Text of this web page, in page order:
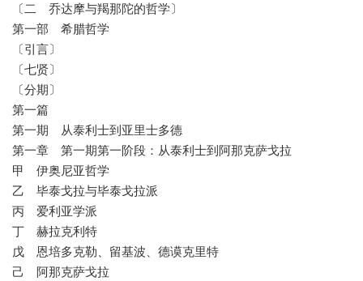
〔二 乔达摩与羯那陀的哲学〕
第一部 希腊哲学
〔引言〕
〔七贤〕
〔分期〕
第一篇
第一期 从泰利士到亚里士多德
第一章 第一期第一阶段：从泰利士到阿那克萨戈拉
甲 伊奥尼亚哲学
乙 毕泰戈拉与毕泰戈拉派
丙 爱利亚学派
丁 赫拉克利特
戊 恩培多克勒、留基波、德谟克里特
己 阿那克萨戈拉